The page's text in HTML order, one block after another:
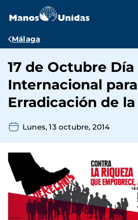
contenido
Ruta
navegación
Málaga
17 de Octubre Día
Internacional
Erradicación de
Lunes, 13 octubre, 2014